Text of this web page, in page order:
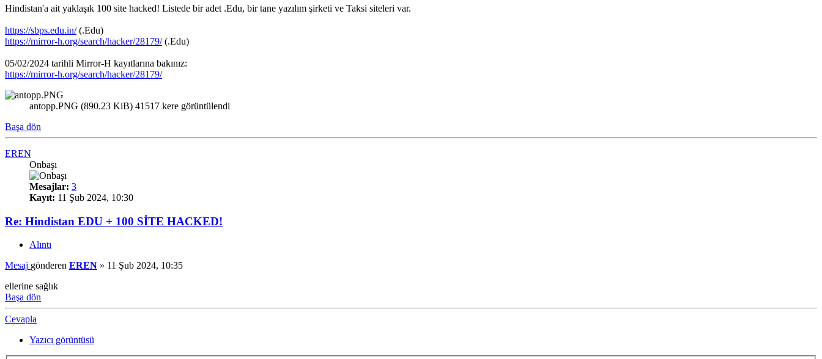
Hindistan'a ait yaklaşık 100 site hacked! Listede bir adet .Edu, bir tane yazılım şirketi ve Taksi siteleri var.
https://sbps.edu.in/(.Edu)
https://mirror-h.org/search/hacker/28179/(.Edu)
05/02/2024 tarihli Mirror-H kayıtlarına bakınız:
https://mirror-h.org/search/hacker/28179/
antopp.PNG (890.23 KiB) 41517 kere görüntülendi
Başa dön
EREN
Onbaşı
Mesajlar: 3
Kayıt: 11 Şub 2024, 10:30
Re: Hindistan EDU + 100 SİTE HACKED!
Alıntı
Mesaj gönderen EREN » 11 Şub 2024, 10:35
ellerine sağlık
Başa dön
Cevapla
Yazıcı görüntüsü